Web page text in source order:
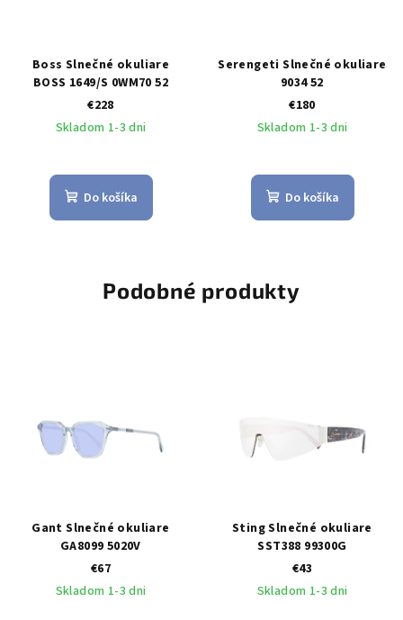
Boss Slnečné okuliare
BOSS 1649/S 0WM70 52
€228
Skladom 1-3 dni
Do košíka
Serengeti Slnečné okuliare
9034 52
€180
Skladom 1-3 dni
Do košíka
Podobné produkty
Gant Slnečné okuliare
GA8099 5020V
€67
Skladom 1-3 dni
Sting Slnečné okuliare
SST388 99300G
€43
Skladom 1-3 dni